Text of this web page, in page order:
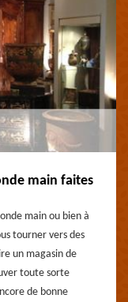
main faites
main ou bien à
tourner vers des
un magasin de
toute sorte
de bonne